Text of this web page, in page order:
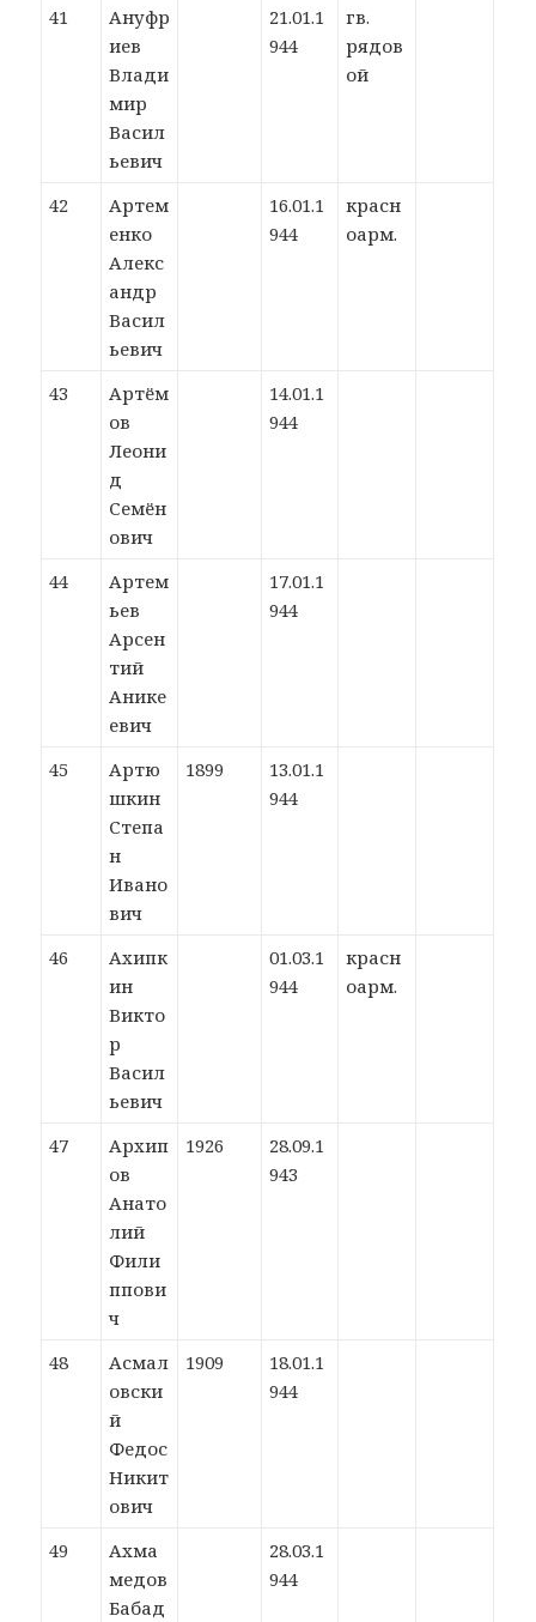
41
Ануфр
иев
Влади
мир
Васил
ьевич
21.01.1
944
гв.
рядов
ой
42
Артем
енко
Алекс
андр
Васил
ьевич
16.01.1
944
красн
оарм.
43
Артём
ов
Леони
д
Семён
ович
14.01.1
944
44
Артем
ьев
Арсен
тий
Анике
евич
17.01.1
944
45
Артю
шкин
Степа
н
Ивано
вич
1899
13.01.1
944
46
Ахипк
ин
Викто
р
Васил
ьевич
01.03.1
944
красн
оарм.
47
Архип
ов
Анато
лий
Фили
ппови
ч
1926
28.09.1
943
48
Асмал
овски
й
Федос
Никит
ович
1909
18.01.1
944
49
Ахма
медов
Бабад
28.03.1
944